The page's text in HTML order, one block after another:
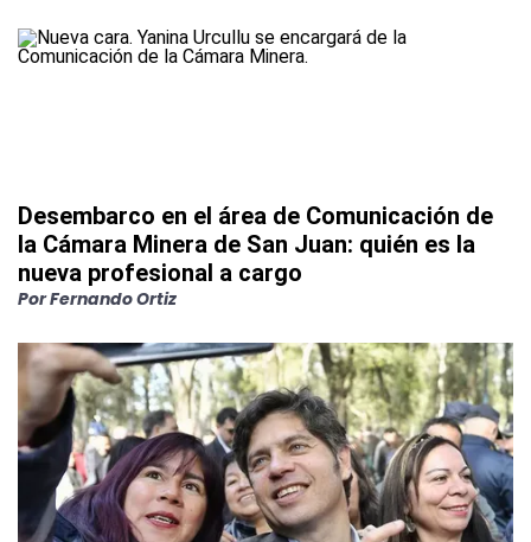
Desembarco en el área de Comunicación de
la Cámara Minera de San Juan: quién es la
nueva profesional a cargo
PorFernando Ortiz